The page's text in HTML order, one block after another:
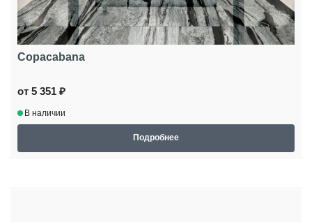
Copacabana
от 5 351 ₽
В наличии
Подробнее